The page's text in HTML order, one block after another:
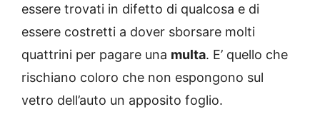
essere trovati in difetto di qualcosa e di
essere costretti a dover sborsare molti
quattrini per pagare una multa. E’ quello che
rischiano coloro che non espongono sul
vetro dell’auto un apposito foglio.